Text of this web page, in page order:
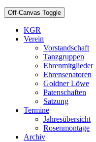
Off-Canvas Toggle
KGR
Verein
Vorstandschaft
Tanzgruppen
Ehrenmitglieder
Ehrensenatoren
Goldner Löwe
Patenschaften
Satzung
Termine
Jahresübersicht
Rosenmontage
Archiv